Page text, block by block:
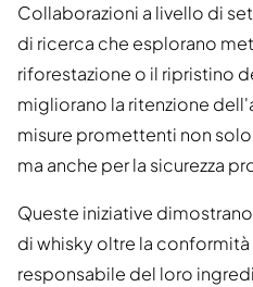
Collaborazioni a livello di
di ricerca che esplorano
riforestazione o il ripristino
migliorano la ritenzione
misure promettenti non
ma anche per la sicurezza
Queste iniziative
di whisky oltre la
responsabile del loro